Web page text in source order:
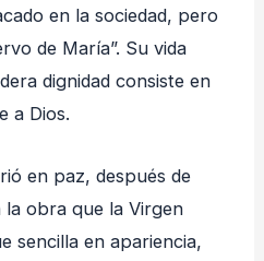
en la sociedad, pero
de María”. Su vida
dignidad consiste en
a Dios.
en paz, después de
la obra que la Virgen
sencilla en apariencia,